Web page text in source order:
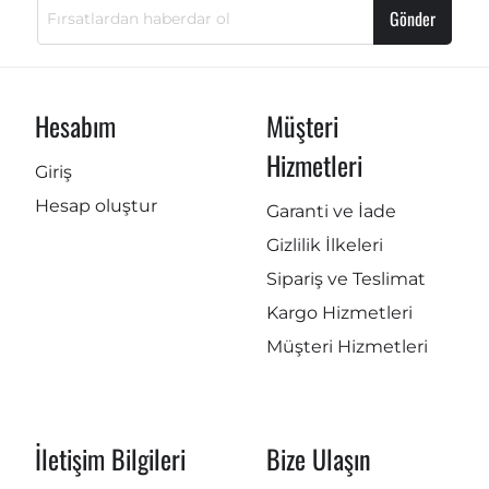
Gönder
Hesabım
Giriş
Hesap oluştur
Müşteri
Hizmetleri
Garanti ve İade
Gizlilik İlkeleri
Sipariş ve Teslimat
Kargo Hizmetleri
Müşteri Hizmetleri
İletişim Bilgileri Bize Ulaşın